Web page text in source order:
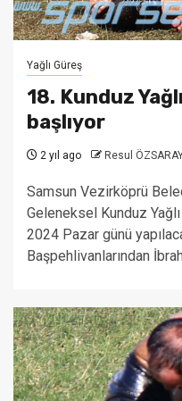
Yağlı Güreş
18. Kunduz
başlıyor
2 yıl ago Resul
Samsun Vezirköprü
Geleneksel Kunduz
2024 Pazar günü
Başpehlivanlarından